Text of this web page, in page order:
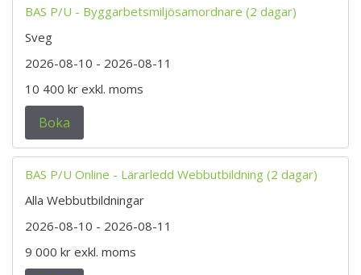
BAS P/U - Byggarbetsmiljösamordnare (2 dagar)
Sveg
2026-08-10 - 2026-08-11
10 400 kr exkl. moms
Boka
BAS P/U Online - Lärarledd Webbutbildning (2 dagar)
Alla Webbutbildningar
2026-08-10 - 2026-08-11
9 000 kr exkl. moms